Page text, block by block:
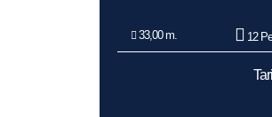
33,00 m. 12